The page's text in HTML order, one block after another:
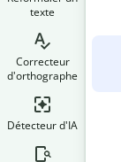
texte
Correcteur
d'orthographe
Détecteur d'IA